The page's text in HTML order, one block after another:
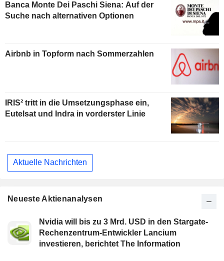
Banca Monte Dei Paschi Siena: Auf der
Suche nach alternativen Optionen
Airbnb in Topform nach Sommerzahlen
IRIS² tritt in die Umsetzungsphase ein,
Eutelsat und Indra in vorderster Linie
Aktuelle Nachrichten
Neueste Aktienanalysen
Nvidia will bis zu 3 Mrd. USD in den Stargate-
Rechenzentrum-Entwickler Lancium
investieren, berichtet The Information